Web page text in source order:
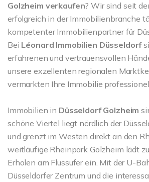
Golzheim verkaufen? Wir sind seit
erfolgreich in der Immobilienbranche
kompetenter Immobilienpartner für
Bei Léonard Immobilien Düsseldorf
erfahrenen und vertrauensvollen
unsere exzellenten regionalen
vermarkten Ihre Immobilie
Immobilien in Düsseldorf Golzheim
schöne Viertel liegt nördlich der
und grenzt im Westen direkt an den
weitläufige Rheinpark Golzheim lädt
Erholen am Flussufer ein. Mit der U-
Düsseldorfer Zentrum und die